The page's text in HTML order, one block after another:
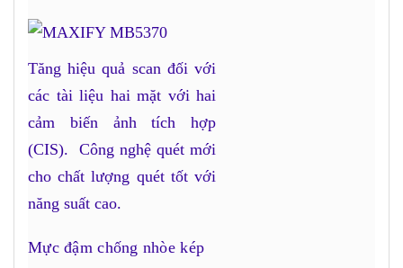
Tăng hiệu quả scan đối với
các tài liệu hai mặt với hai
cảm biến ảnh tích hợp
(CIS). Công nghệ quét mới
cho chất lượng quét tốt với
năng suất cao.
Mực đậm chống nhòe kép